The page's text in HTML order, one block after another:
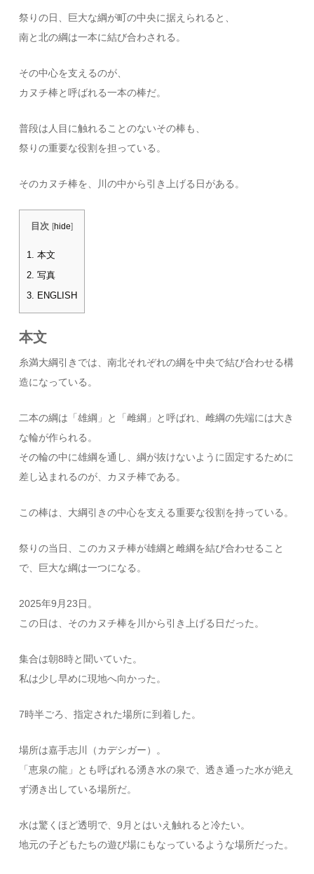
祭りの日、巨大な綱が町の中央に据えられると、
南と北の綱は一本に結び合わされる。
その中心を支えるのが、
カヌチ棒と呼ばれる一本の棒だ。
普段は人目に触れることのないその棒も、
祭りの重要な役割を担っている。
そのカヌチ棒を、川の中から引き上げる日がある。
目次 [hide]
1. 本文
2. 写真
3. ENGLISH
本文
糸満大綱引きでは、南北それぞれの綱を中央で結び合わせる構
造になっている。
二本の綱は「雄綱」と「雌綱」と呼ばれ、雌綱の先端には大き
な輪が作られる。
その輪の中に雄綱を通し、綱が抜けないように固定するために
差し込まれるのが、カヌチ棒である。
この棒は、大綱引きの中心を支える重要な役割を持っている。
祭りの当日、このカヌチ棒が雄綱と雌綱を結び合わせること
で、巨大な綱は一つになる。
2025年9月23日。
この日は、そのカヌチ棒を川から引き上げる日だった。
集合は朝8時と聞いていた。
私は少し早めに現地へ向かった。
7時半ごろ、指定された場所に到着した。
場所は嘉手志川（カデシガー）。
「恵泉の龍」とも呼ばれる湧き水の泉で、透き通った水が絶え
ず湧き出している場所だ。
水は驚くほど透明で、9月とはいえ触れると冷たい。
地元の子どもたちの遊び場にもなっているような場所だった。